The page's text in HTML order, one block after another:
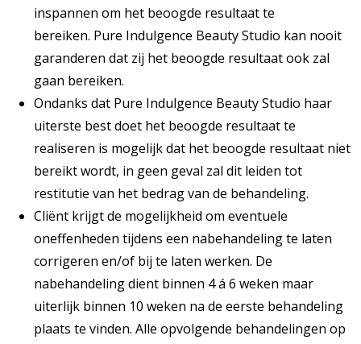
inspannen om het beoogde resultaat te
bereiken. Pure Indulgence Beauty Studio kan nooit
garanderen dat zij het beoogde resultaat ook zal
gaan bereiken.
Ondanks dat Pure Indulgence Beauty Studio haar
uiterste best doet het beoogde resultaat te
realiseren is mogelijk dat het beoogde resultaat niet
bereikt wordt, in geen geval zal dit leiden tot
restitutie van het bedrag van de behandeling.
Cliënt krijgt de mogelijkheid om eventuele
oneffenheden tijdens een nabehandeling te laten
corrigeren en/of bij te laten werken. De
nabehandeling dient binnen 4 á 6 weken maar
uiterlijk binnen 10 weken na de eerste behandeling
plaats te vinden. Alle opvolgende behandelingen op